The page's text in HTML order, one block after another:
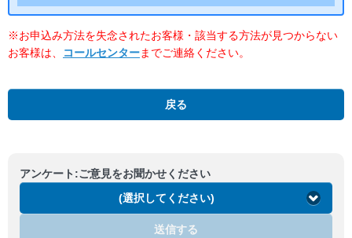
※お申込み方法を失念されたお客様・該当する方法が見つからない
お客様は、
コールセンターまでご連絡ください。
戻る
アンケート:ご意見をお聞かせください
(選択してください)
送信する